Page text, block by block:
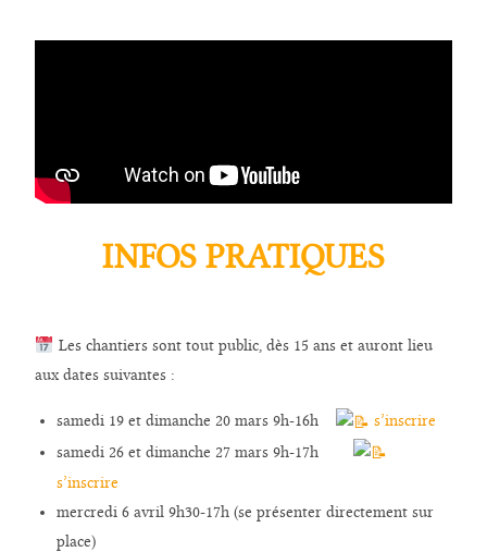
INFOS PRATIQUES
Les chantiers sont tout public, dès 15 ans et auront lieu
aux dates suivantes :
samedi 19 et dimanche 20 mars 9h-16h
s’inscrire
samedi 26 et dimanche 27 mars 9h-17h
s’inscrire
mercredi 6 avril 9h30-17h (se présenter directement sur
place)